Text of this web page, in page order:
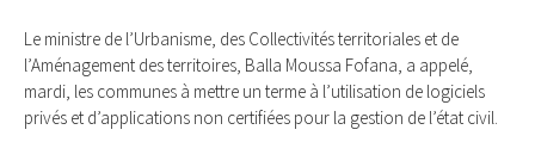
Le ministre de l’Urbanisme, des Collectivités territoriales et de
l’Aménagement des territoires, Balla Moussa Fofana, a appelé,
mardi, les communes à mettre un terme à l’utilisation de logiciels
privés et d’applications non certifiées pour la gestion de l’état civil.